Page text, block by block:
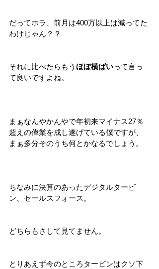
だってホラ、前月は400万以上は減ってた
わけじゃん？？
それに比べたらもう ほぼ横ばいって言っ
て良いですよね。
まぁなんやかんやで年初来マイナス27％
超えの偉業を成し遂げている僕ですが、
まぁ多分そのうち何とかなるでしょう。
ちなみに決算のあったデジタルタービ
ン、セールスフォース。
どちらもさして見てません。
とりあえず今のところタービンはクソ下